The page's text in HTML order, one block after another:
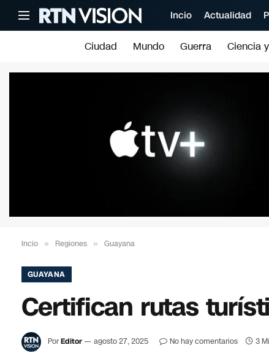
Incio Actualidad
Ciudad Mundo Guerra Ciencia
Incio » Regiones » Guayana
GUAYANA
Certifican rutas
PorEditor agosto 27, 2025 No hay comentarios 3